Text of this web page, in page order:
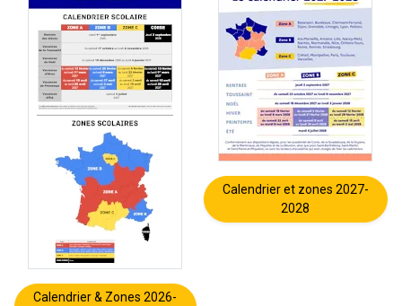
Calendrier & Zones 2026-
Calendrier et zones 2027-
2028